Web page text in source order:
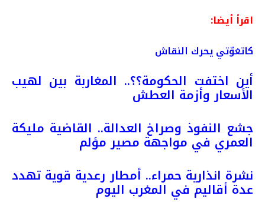
اقرأ أيضا:
كاتغوّتي يحرك النقاش
أين اختفت الحكومة؟؟.. المغاربة بين لهيب
الأسعار وأزمة العطش
جشع النفوذ وصراخ العدالة.. القاضية مليكة
العمري في مواجهة مصير مؤلم
نشرة انذارية حمراء.. أمطار رعدية قوية تهدد
عدة أقاليم في المغرب اليوم